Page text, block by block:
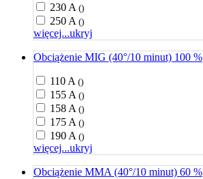
230 A ()
250 A ()
więcej...ukryj
Obciążenie MIG (40°/10 minut) 100 %
110 A ()
155 A ()
158 A ()
175 A ()
190 A ()
więcej...ukryj
Obciążenie MMA (40°/10 minut) 60 %